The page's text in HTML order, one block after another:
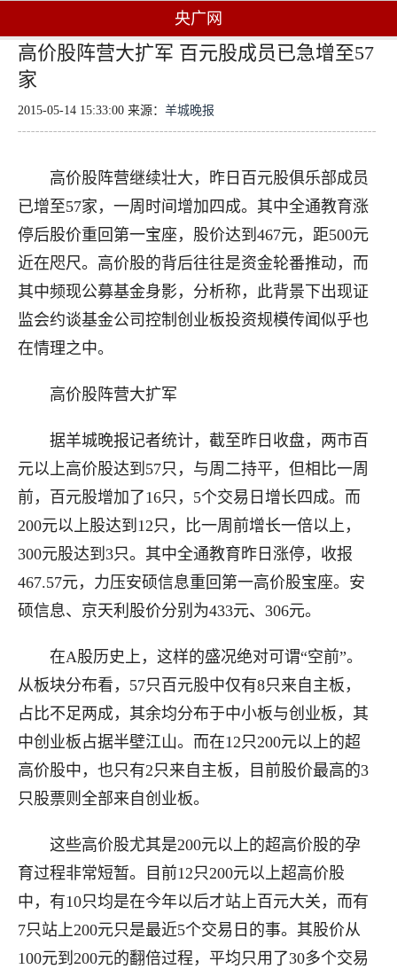
央广网
高价股阵营大扩军 百元股成员已急增至57
家
2015-05-14 15:33:00 来源： 羊城晚报
高价股阵营继续壮大，昨日百元股俱乐部成员
已增至57家，一周时间增加四成。其中全通教育涨
停后股价重回第一宝座，股价达到467元，距500元
近在咫尺。高价股的背后往往是资金轮番推动，而
其中频现公募基金身影，分析称，此背景下出现证
监会约谈基金公司控制创业板投资规模传闻似乎也
在情理之中。
高价股阵营大扩军
据羊城晚报记者统计，截至昨日收盘，两市百
元以上高价股达到57只，与周二持平，但相比一周
前，百元股增加了16只，5个交易日增长四成。而
200元以上股达到12只，比一周前增长一倍以上，
300元股达到3只。其中全通教育昨日涨停，收报
467.57元，力压安硕信息重回第一高价股宝座。安
硕信息、京天利股价分别为433元、306元。
在A股历史上，这样的盛况绝对可谓“空前”。
从板块分布看，57只百元股中仅有8只来自主板，
占比不足两成，其余均分布于中小板与创业板，其
中创业板占据半壁江山。而在12只200元以上的超
高价股中，也只有2只来自主板，目前股价最高的3
只股票则全部来自创业板。
这些高价股尤其是200元以上的超高价股的孕
育过程非常短暂。目前12只200元以上超高价股
中，有10只均是在今年以后才站上百元大关，而有
7只站上200元只是最近5个交易日的事。其股价从
100元到200元的翻倍过程，平均只用了30多个交易